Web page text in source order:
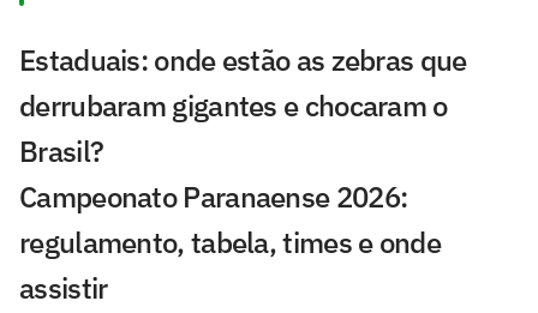
Estaduais: onde estão as zebras que
derrubaram gigantes e chocaram o
Brasil?
Campeonato Paranaense 2026:
regulamento, tabela, times e onde
assistir